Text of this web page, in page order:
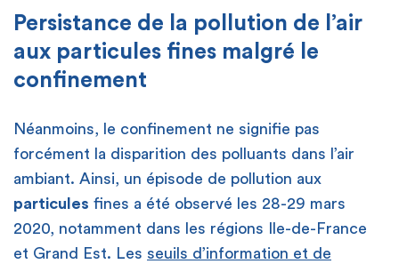
Persistance de la pollution de l’air
aux particules fines malgré le
confinement
Néanmoins, le confinement ne signifie pas
forcément la disparition des polluants dans l’air
ambiant. Ainsi, un épisode de pollution aux
particules fines a été observé les 28-29 mars
2020, notamment dans les régions Ile-de-France
et Grand Est. Les seuils d’information et de